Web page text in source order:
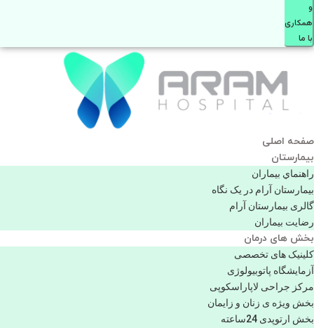
و
همكاری
با ما
صفحه اصلی
بيمارستان
راهنماي بیماران
بیمارستان آرام در یک نگاه
گالری بیمارستان آرام
رضایت بیماران
بخش های درمان
کلینیک های تخصصی
آزمایشگاه پاتوبیولوژی
مرکز جراحی لاپاراسکوپی
بخش ویژه ی زنان و زایمان
بخش ارتوپدی 24ساعته